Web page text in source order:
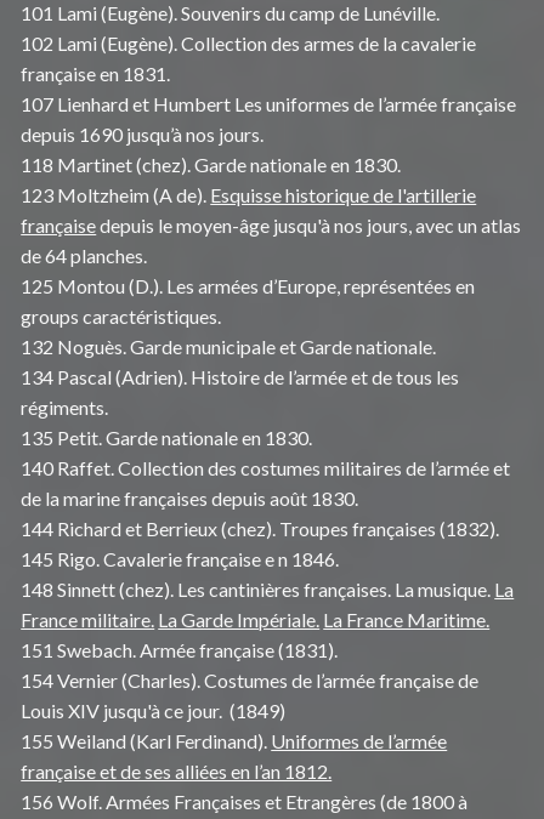
101 Lami (Eugène). Souvenirs du camp de Lunéville.
102 Lami (Eugène). Collection des armes de la cavalerie
française en 1831.
107 Lienhard et Humbert Les uniformes de l’armée française
depuis 1690 jusqu’à nos jours.
118 Martinet (chez). Garde nationale en 1830.
123 Moltzheim (A de). Esquisse historique de l'artillerie
françaisedepuis le moyen-âge jusqu'à nos jours, avec un atlas
de 64 planches.
125 Montou (D.). Les armées d’Europe, représentées en
groups caractéristiques.
132 Noguès. Garde municipale et Garde nationale.
134 Pascal (Adrien). Histoire de l’armée et de tous les
régiments.
135 Petit. Garde nationale en 1830.
140 Raffet. Collection des costumes militaires de l’armée et
de la marine françaises depuis août 1830.
144 Richard et Berrieux (chez). Troupes françaises (1832).
145 Rigo. Cavalerie française e n 1846.
148 Sinnett (chez). Les cantinières françaises. La musique. La
France militaire. La Garde Impériale. La France Maritime.
151 Swebach. Armée française (1831).
154 Vernier (Charles). Costumes de l’armée française de
Louis XIV jusqu'à ce jour. (1849)
155 Weiland (Karl Ferdinand). Uniformes de l’armée
française et de ses alliées en l’an 1812.
156 Wolf. Armées Françaises et Etrangères (de 1800 à